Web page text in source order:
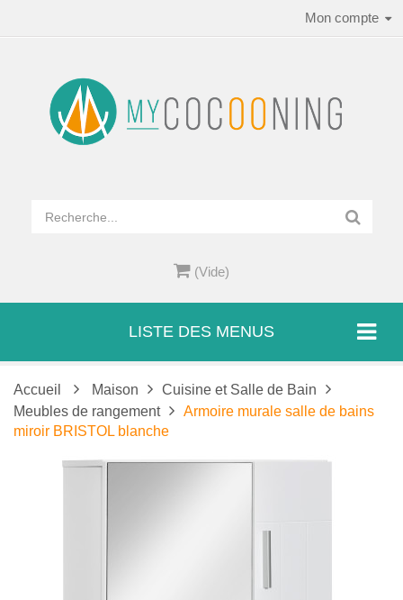
Mon compte
(Vide)
LISTE DES MENUS
Accueil Maison
Cuisine et Salle de Bain
Meubles de rangement
Armoire murale salle de bains
miroir BRISTOL blanche